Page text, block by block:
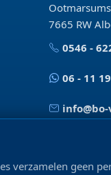
7665 RW
0546 -
06 - 11
verzamelen geen